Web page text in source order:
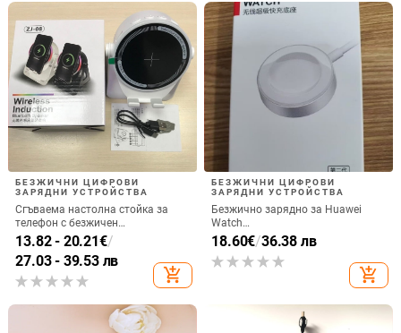
БЕЗЖИЧНИ ЦИФРОВИ
ЗАРЯДНИ УСТРОЙСТВА
Сгъваема настолна стойка за
телефон с безжичен
високоговорител и амбиентно
осветление, QC4.0 бързо
зареждане, 15W, 3A изход
13.82 - 20.21€/
27.03 - 39.53 лв
add_shopping_cart
БЕЗЖИЧНИ ЦИФРОВИ
ЗАРЯДНИ УСТРОЙСТВА
Безжично зарядно за Huawei
Watch
GT6/GT5/Watch5/Watch4/GT4 –
метален корпус, магнитно
зареждане, QC 3.0 бързо
18.60€/36.38 лв
add_shopping_cart